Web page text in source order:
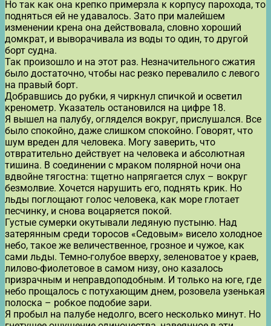
Но так как она крепко примерзла к корпусу парохода, то
подняться ей не удавалось. Зато при малейшем
изменении крена она действовала, словно хороший
домкрат, и выворачивала из воды то один, то другой
борт судна.
Так произошло и на этот раз. Незначительного сжатия
было достаточно, чтобы нас резко перевалило с левого
на правый борт.
Добравшись до рубки, я чиркнул спичкой и осветил
кренометр. Указатель остановился на цифре 18.
Я вышел на палубу, огляделся вокруг, прислушался. Все
было спокойно, даже слишком спокойно. Говорят, что
шум вреден для человека. Могу заверить, что
отвратительно действует на человека и абсолютная
тишина. В соединении с мраком полярной ночи она
вдвойне тягостна: тщетно напрягается слух – вокруг
безмолвие. Хочется нарушить его, поднять крик. Но
льды поглощают голос человека, как море глотает
песчинку, и снова воцаряется покой.
Густые сумерки окутывали ледяную пустыню. Над
затерянным среди торосов «Седовым» висело холодное
небо, такое же величественное, грозное и чужое, как
сами льды. Темно-голубое вверху, зеленоватое у краев,
лилово-фиолетовое в самом низу, оно казалось
призрачным и неправдоподобным. И только на юге, где
небо прощалось с потухающим днем, розовела узенькая
полоска – робкое подобие зари.
Я пробыл на палубе недолго, всего несколько минут. Но